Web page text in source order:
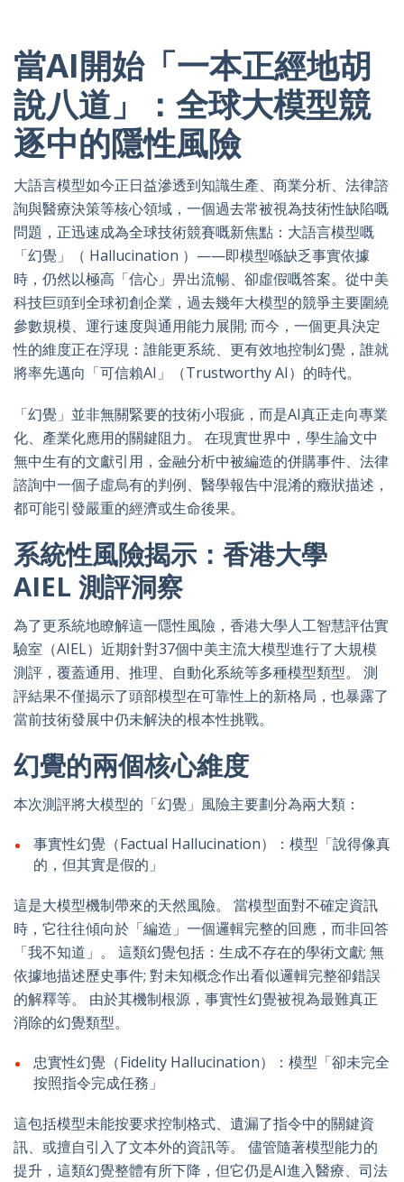
當AI開始「一本正經地胡
說八道」：全球大模型競
逐中的隱性風險
大語言模型如今正日益滲透到知識生產、商業分析、法律諮
詢與醫療決策等核心領域，一個過去常被視為技術性缺陷嘅
問題，正迅速成為全球技術競賽嘅新焦點：大語言模型嘅
「幻覺」（ Hallucination ）——即模型喺缺乏事實依據
時，仍然以極高「信心」畀出流暢、卻虛假嘅答案。從中美
科技巨頭到全球初創企業，過去幾年大模型的競爭主要圍繞
參數規模、運行速度與通用能力展開; 而今，一個更具決定
性的維度正在浮現：誰能更系統、更有效地控制幻覺，誰就
將率先邁向「可信賴AI」（Trustworthy AI）的時代。
「幻覺」並非無關緊要的技術小瑕疵，而是AI真正走向專業
化、產業化應用的關鍵阻力。 在現實世界中，學生論文中
無中生有的文獻引用，金融分析中被編造的併購事件、法律
諮詢中一個子虛烏有的判例、醫學報告中混淆的癥狀描述，
都可能引發嚴重的經濟或生命後果。
系統性風險揭示：香港大學
AIEL 測評洞察
為了更系統地瞭解這一隱性風險，香港大學人工智慧評估實
驗室（AIEL）近期針對37個中美主流大模型進行了大規模
測評，覆蓋通用、推理、自動化系統等多種模型類型。 測
評結果不僅揭示了頭部模型在可靠性上的新格局，也暴露了
當前技術發展中仍未解決的根本性挑戰。
幻覺的兩個核心維度
本次測評將大模型的「幻覺」風險主要劃分為兩大類：
事實性幻覺（Factual Hallucination）：模型「說得像真
的，但其實是假的」
這是大模型機制帶來的天然風險。 當模型面對不確定資訊
時，它往往傾向於「編造」一個邏輯完整的回應，而非回答
「我不知道」。 這類幻覺包括：生成不存在的學術文獻; 無
依據地描述歷史事件; 對未知概念作出看似邏輯完整卻錯誤
的解釋等。 由於其機制根源，事實性幻覺被視為最難真正
消除的幻覺類型。
忠實性幻覺（Fidelity Hallucination）：模型「卻未完全
按照指令完成任務」
這包括模型未能按要求控制格式、遺漏了指令中的關鍵資
訊、或擅自引入了文本外的資訊等。 儘管隨著模型能力的
提升，這類幻覺整體有所下降，但它仍是AI進入醫療、司法